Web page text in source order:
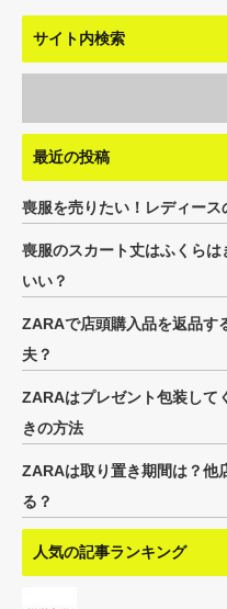
サイト内検索
最近の投稿
喪服を売りたい！レディー
喪服のスカート丈はふくら
いい？
ZARAで店頭購入品を返品す
夫？
ZARAはプレゼント包装して
きの方法
ZARAは取り置き期間は？他
る？
人気の記事ランキング